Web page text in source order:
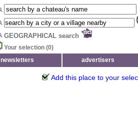
GEOGRAPHICAL search
Your selection (0)
newsletters advertisers
Add this place to your